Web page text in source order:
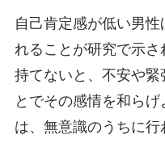
自己肯定感が低い男
れることが研究で示
持てないと、不安や緊
とでその感情を和ら
は、無意識のうちに